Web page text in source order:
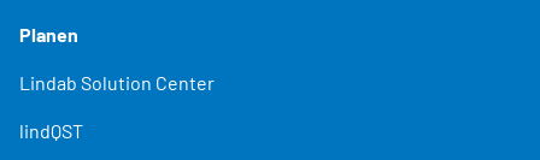
Planen
Lindab Solution Center
lindQST